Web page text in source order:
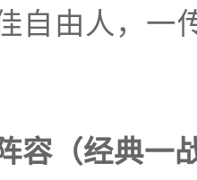
自由人，一
容（经典一